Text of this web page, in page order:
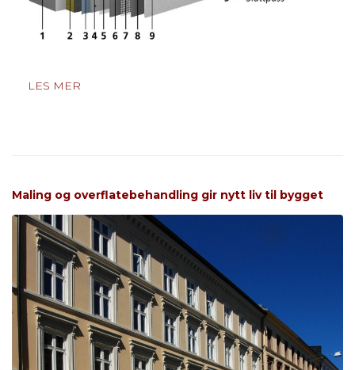
LES MER
Maling og overflatebehandling gir nytt liv til bygget